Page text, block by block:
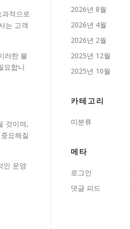
적으로
는 고객
러한 불
요합니
것이며,
요해질
인 운영
2026년 8월
2026년 4월
2026년 2월
2025년 12월
2025년 10월
카테고리
미분류
메타
로그인
댓글 피드